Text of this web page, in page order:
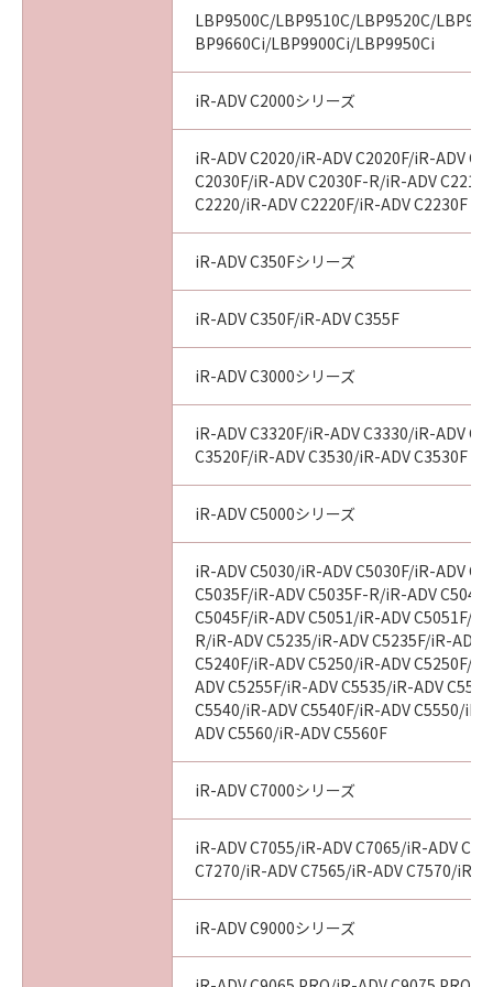
10. SEVERABILITY
In the event that any section hereof is
declared or found to be illegal by any court or
tribunal of competent jurisdiction, such
section shall be null and void with respect to
the jurisdiction of that court or tribunal and
all the remaining provisions hereof shall
remain in full force and effect.
11. ACKNOWLEDGEMENT
BY CLICKING THE BUTTON INDICATING
YOUR ACCEPTANCE AS STATED BELOW OR
INSTALLING THE SOFTWARE, YOU
ACKNOWLEDGE THAT YOU HAVE READ THIS
AGREEMENT, UNDERSTOOD IT, AND AGREE
TO BE BOUND BY ITS TERMS AND
AGREEMENT IS THE COMPLETE AND
EXCLUSIVE STATEMENT OF AGREEMENT
BETWEEN YOU AND CANON CONCERNING
THE SUBJECT MATTER HEREOF AND
SUPERSEDES ALL PROPOSALS OR PRIOR
AGREEMENTS, VERBAL OR WRITTEN, AND
ANY OTHER COMMUNICATIONS BETWEEN
YOU AND CANON RELATING TO THE
SUBJECT MATTER HEREOF. NO AMENDMENT
TO THIS AGREEMENT SHALL BE EFFECTIVE
UNLESS SIGNED BY A DULY AUTHORISED
REPRESENTATIVE OF CANON.
Should you have any questions concerning
this Agreement, or if you desire to contact
Canon for any reason, please write to Canon's
sales subsidiary or distributor/dealer, serving
the country where you obtained the
LBP9500C/LBP9510C/LBP9520C/
BP9660Ci/LBP9900Ci/LBP9950Ci
iR-ADV C2000シリーズ
iR-ADV C2020/iR-ADV C2020F/iR-ADV
C2030F/iR-ADV C2030F-R/iR-ADV
C2220/iR-ADV C2220F/iR-ADV C2230F
iR-ADV C350Fシリーズ
iR-ADV C350F/iR-ADV C355F
iR-ADV C3000シリーズ
iR-ADV C3320F/iR-ADV C3330/iR-ADV
C3520F/iR-ADV C3530/iR-ADV C3530F
iR-ADV C5000シリーズ
iR-ADV C5030/iR-ADV C5030F/iR-ADV
C5035F/iR-ADV C5035F-R/iR-ADV
C5045F/iR-ADV C5051/iR-ADV C5051F/
R/iR-ADV C5235/iR-ADV C5235F/iR-ADV
C5240F/iR-ADV C5250/iR-ADV C5250F/
ADV C5255F/iR-ADV C5535/iR-ADV
C5540/iR-ADV C5540F/iR-ADV C5550/iR-
ADV C5560/iR-ADV C5560F
iR-ADV C7000シリーズ
iR-ADV C7055/iR-ADV C7065/iR-ADV
C7270/iR-ADV C7565/iR-ADV C7570/iR-
iR-ADV C9000シリーズ